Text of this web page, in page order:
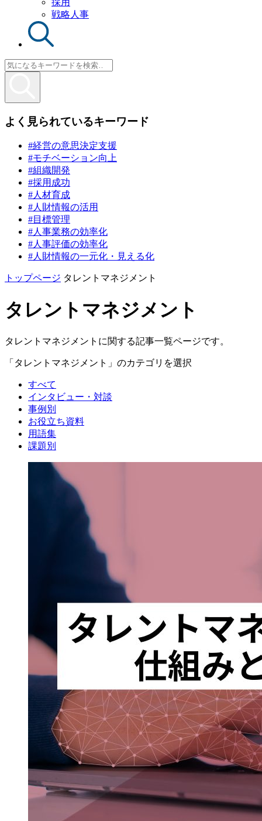
採用
戦略人事
よく見られているキーワード
#経営の意思決定支援
#モチベーション向上
#組織開発
#採用成功
#人材育成
#人財情報の活用
#目標管理
#人事業務の効率化
#人事評価の効率化
#人財情報の一元化・見える化
トップページ タレントマネジメント
タレントマネジメント
タレントマネジメントに関する記事一覧ページです。
「タレントマネジメント」のカテゴリを選択
すべて
インタビュー・対談
事例別
お役立ち資料
用語集
課題別